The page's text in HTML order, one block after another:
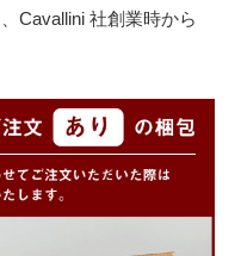
Cavallini 社創業時から